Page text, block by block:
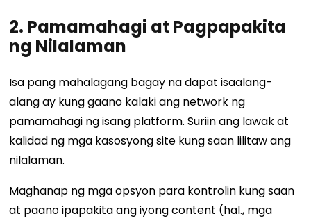
2. Pamamahagi at Pagpapakita
ng Nilalaman
Isa pang mahalagang bagay na dapat isaalang-
alang ay kung gaano kalaki ang network ng
pamamahagi ng isang platform. Suriin ang lawak at
kalidad ng mga kasosyong site kung saan lilitaw ang
nilalaman.
Maghanap ng mga opsyon para kontrolin kung saan
at paano ipapakita ang iyong content (hal., mga